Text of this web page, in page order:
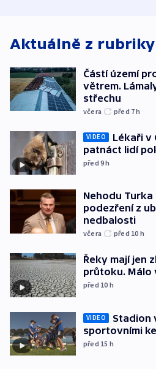
Aktuálně z rubriky
Částí území
větrem.
střechu
včera před 7h
VIDEO
Lékaři v
patnáct lidí
před 9h
Nehodu
podezření z
nedbalosti
včera před 10 h
Řeky mají jen
průtoku. Málo
před 10 h
VIDEO
Stadion
sportovními
před 15 h